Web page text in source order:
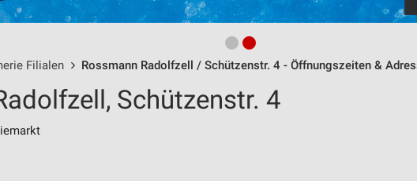
Filialen Rossmann Radolfzell / Schützenstr. 4 - Öffnungszeiten &
Schützenstr. 4